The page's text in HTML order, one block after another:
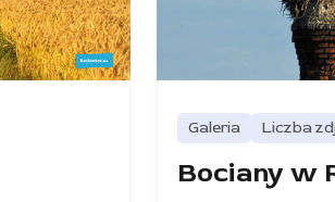
Galeria Liczba
Bociany w